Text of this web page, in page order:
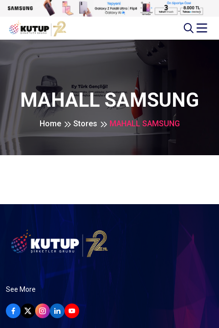
MAHALL SAMSUNG
Home Stores MAHALL SAMSUNG
See More